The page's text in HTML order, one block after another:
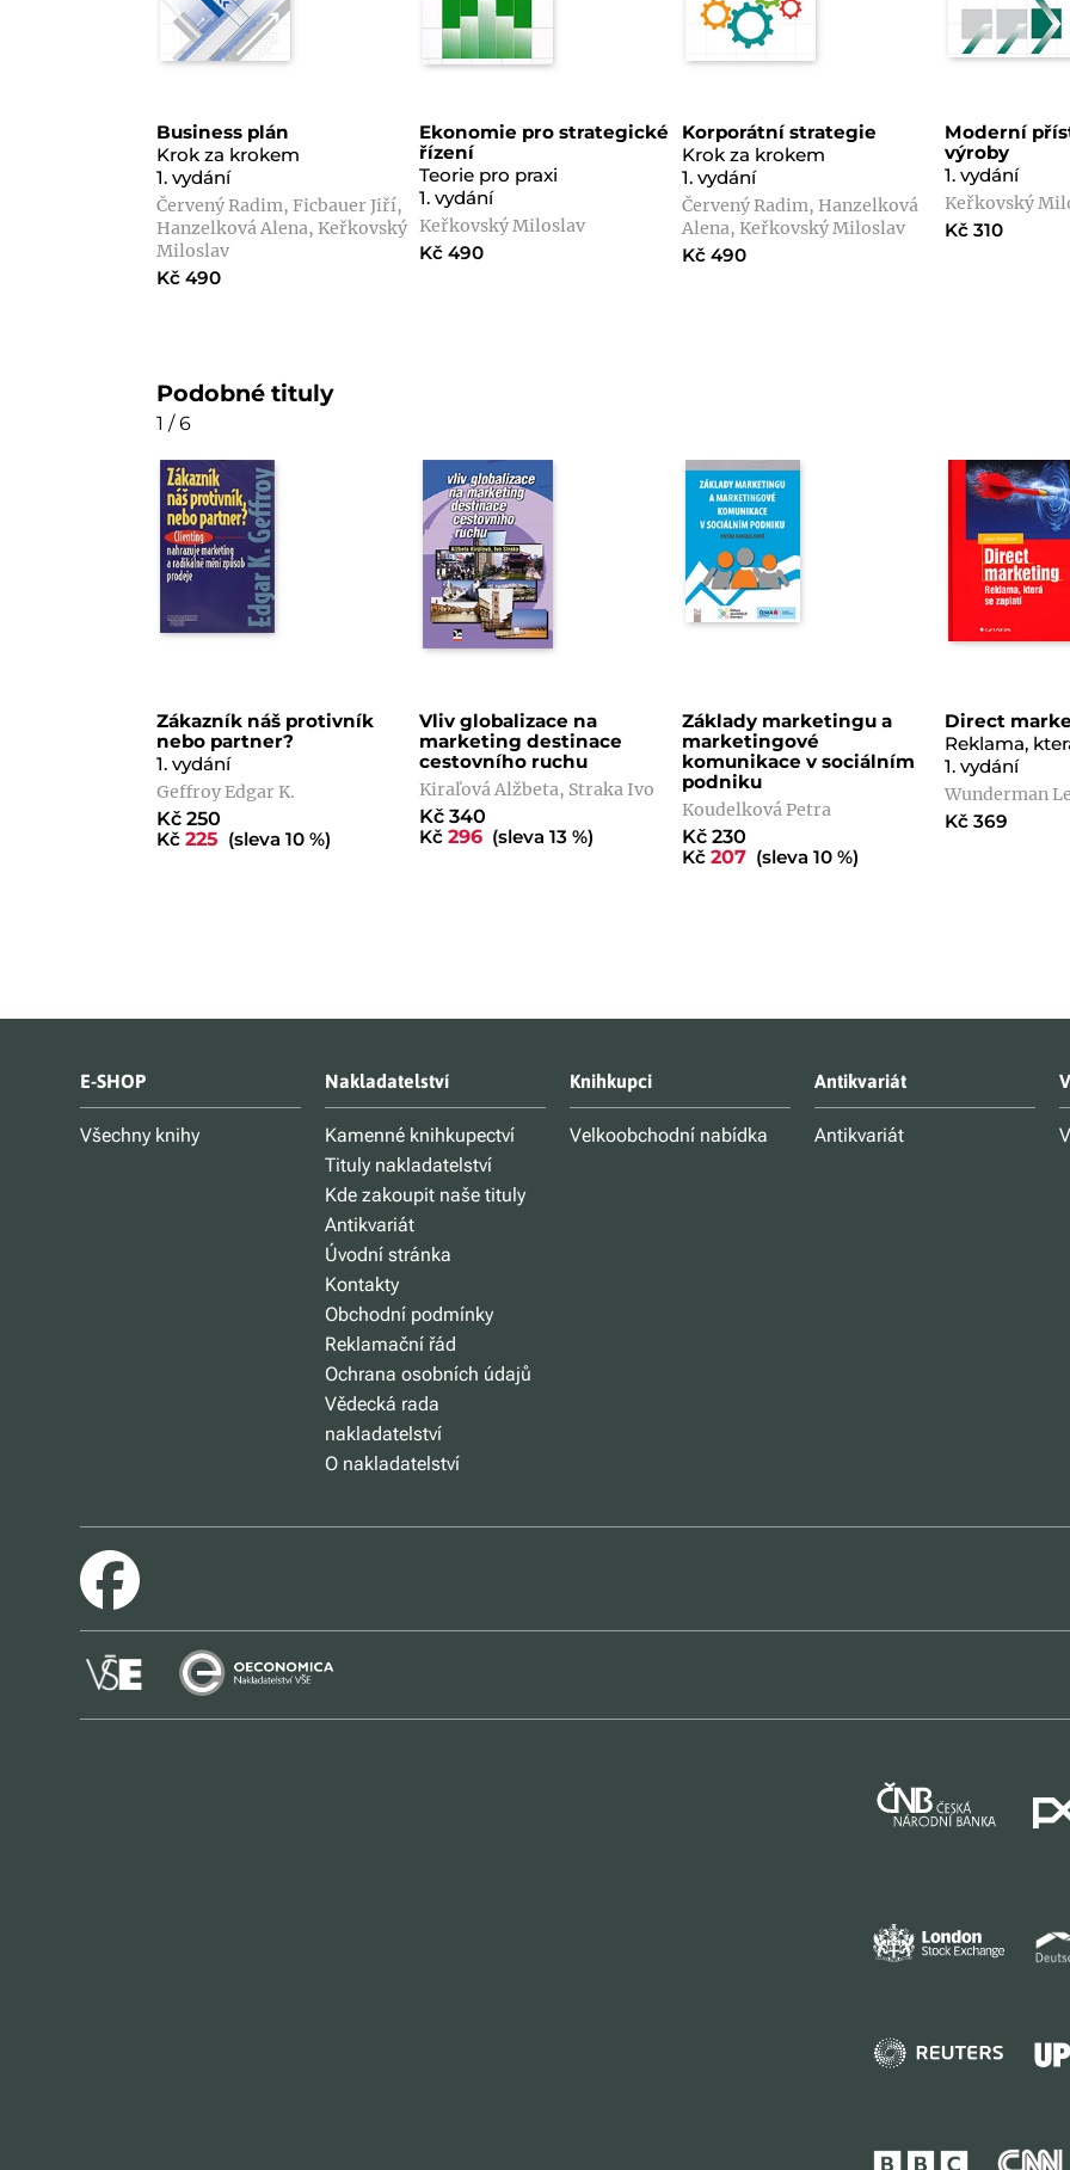
Business plán
Krok za krokem
1. vydání
Červený Radim, Ficbauer Jiří,
Hanzelková Alena, Keřkovský
Miloslav
Kč 490
Ekonomie pro strategické
řízení
Teorie pro praxi
1. vydání
Keřkovský Miloslav
Kč 490
Korporátní strategie
Krok za krokem
1. vydání
Červený Radim, Hanzelková
Alena, Keřkovský Miloslav
Kč 490
Moderní
výroby
1. vydání
Keřkovský
Kč 310
Podobné tituly
1 / 6
Zákazník náš protivník
nebo partner?
1. vydání
Geffroy Edgar K.
Kč 250
Kč225 (sleva 10 %)
Vliv globalizace na
marketing destinace
cestovního ruchu
Kiraľová Alžbeta, Straka Ivo
Kč 340
Kč296 (sleva 13 %)
Základy marketingu a
marketingové
komunikace v sociálním
podniku
Koudelková Petra
Kč 230
Kč207 (sleva 10 %)
Direct
Reklama,
1. vydání
Wunderman
Kč 369
E-SHOP
Všechny knihy
Nakladatelství
Kamenné knihkupectví
Tituly nakladatelství
Kde zakoupit naše tituly
Antikvariát
Úvodní stránka
Kontakty
Obchodní podmínky
Reklamační řád
Ochrana osobních údajů
Vědecká rada
nakladatelství
O nakladatelství
Knihkupci
Velkoobchodní nabídka
Antikvariát
Antikvariát